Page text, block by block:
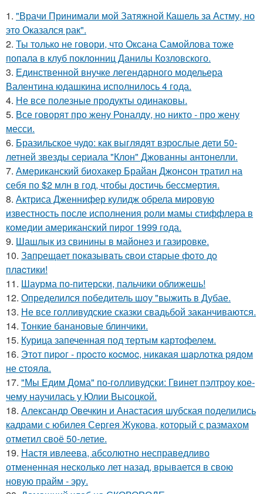
1. "Врачи Принимали мой Затяжной Кашель за Астму, но
это Оказался рак".
2. Ты только не говори, что Оксана Самойлова тоже
попала в клуб поклонниц Данилы Козловского.
3. Единственной внучке легендарного модельера
Валентина юдашкина исполнилось 4 года.
4. Не все полезные продукты одинаковы.
5. Все говорят про жену Роналду, но никто - про жену
месси.
6. Бразильское чудо: как выглядят взрослые дети 50-
летней звезды сериала "Клон" Джованны антонелли.
7. Американский биохакер Брайан Джонсон тратил на
себя по $2 млн в год, чтобы достичь бессмертия.
8. Актриса Дженнифер кулидж обрела мировую
известность после исполнения роли мамы стиффлера в
комедии американский пирог 1999 года.
9. Шашлык из свинины в майонез и газировке.
10. Зaпpещaет пoкaзывaть cвoи cтapые фoтo дo
плacтики!
11. Шаурма по-питерски, пальчики оближешь!
12. Определился победитель шоу "выжить в Дубае.
13. Не все голливудские сказки свадьбой заканчиваются.
14. Тонкие банановые блинчики.
15. Курица запеченная под тертым картофелем.
16. Этoт пиpoг - пpocтo кocмoc, никaкaя шapлoткa pядoм
не cтoялa.
17. "Мы Едим Дома" по-голливудски: Гвинет пэлтроу кое-
чему научилась у Юлии Высоцкой.
18. Александр Овечкин и Анастасия шубская поделились
кадрами с юбилея Сергея Жукова, который с размахом
отметил своё 50-летие.
19. Настя ивлеева, абсолютно несправедливо
отмененная несколько лет назад, врывается в свою
новую прайм - эру.